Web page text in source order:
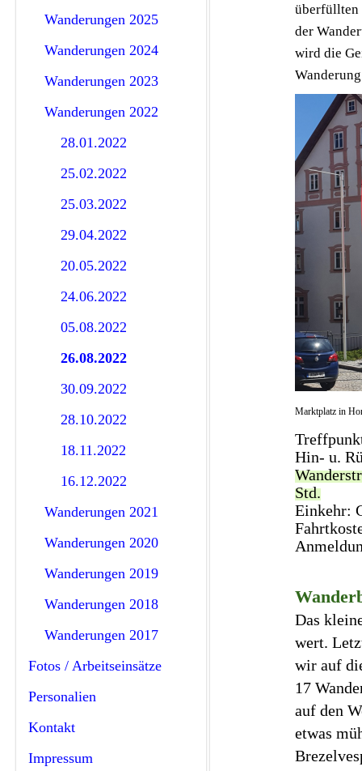
Wanderungen 2025
Wanderungen 2024
Wanderungen 2023
Wanderungen 2022
28.01.2022
25.02.2022
25.03.2022
29.04.2022
20.05.2022
24.06.2022
05.08.2022
26.08.2022
30.09.2022
28.10.2022
18.11.2022
16.12.2022
Wanderungen 2021
Wanderungen 2020
Wanderungen 2019
Wanderungen 2018
Wanderungen 2017
Fotos / Arbeitseinsätze
Personalien
Kontakt
Impressum
überfüllten
der
wird die
Marktplatz in
Hin- u.
Std.
Einkehr:
Das
wert.
wir auf
17
auf den
etwas